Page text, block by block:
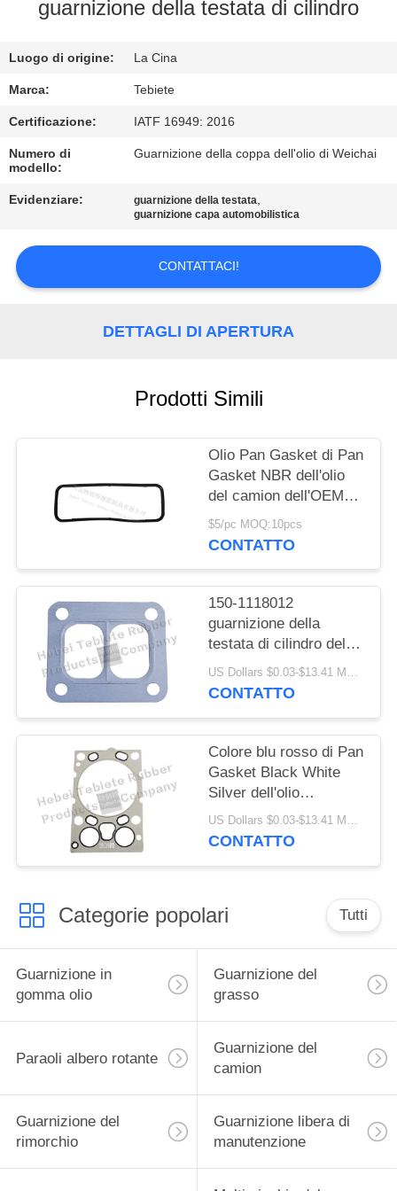
CONTROLLO
QUALITÀ
CONTATTICI
NOTIZIE
MAPPA
POLICY
guarnizione della testata di cilindro
Luogo di origine: La Cina
Marca: Tebiete
Certificazione: IATF 16949: 2016
Numero di
modello:
Guarnizione della coppa dell'olio di Weichai
Evidenziare: guarnizione della testata,
guarnizione capa automobilistica
CONTATTACI!
DETTAGLI DI APERTURA
Prodotti Simili
Olio Pan Gasket di Pan
Gasket NBR dell'olio
del camion dell'OEM
5801717298 IVECO per
il camion di GENLYON
$5/pc MOQ:10pcs
CONTATTO
150-1118012
guarnizione della
testata di cilindro del
motore/guarnizione
capa automobilistica
US Dollars $0.03-$13.41 MOQ:500 pc
CONTATTO
Colore blu rosso di Pan
Gasket Black White
Silver dell'olio
612630040006
US Dollars $0.03-$13.41 MOQ:500 pc
CONTATTO
Categorie popolari Tutti
Guarnizione in
gomma olio
Guarnizione del
grasso
Paraoli albero rotante
Guarnizione del
camion
Guarnizione del
rimorchio
Guarnizione libera di
manutenzione